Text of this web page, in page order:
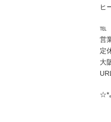
ヒ
℡
営
定
大
☆*